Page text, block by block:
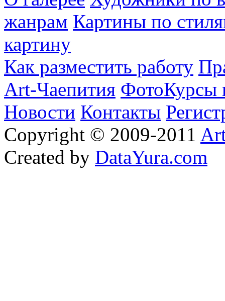
жанрам Картины по
картину
Как разместить работу
Art-Чаепития ФотоКурсы
Новости Контакты
Copyright © 2009-2011
Created by DataYura.com